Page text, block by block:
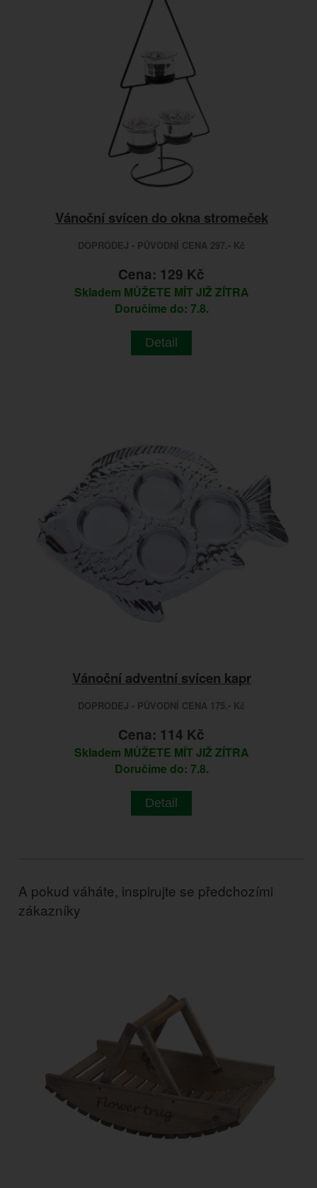
Vánoční svícen do okna stromeček
DOPRODEJ - PŮVODNÍ CENA 297.- Kč
Cena: 129 Kč
Skladem MŮŽETE MÍT JIŽ ZÍTRA
Doručíme do: 7.8.
Detail
Vánoční adventní svícen kapr
DOPRODEJ - PŮVODNÍ CENA 175.- Kč
Cena: 114 Kč
Skladem MŮŽETE MÍT JIŽ ZÍTRA
Doručíme do: 7.8.
Detail
A pokud váháte, inspirujte se předchozími
zákazníky